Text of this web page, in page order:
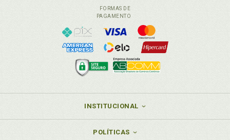
FORMAS DE
PAGAMENTO
INSTITUCIONAL
POLÍTICAS